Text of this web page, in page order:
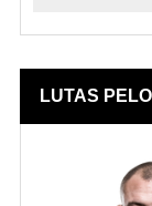
LUTAS